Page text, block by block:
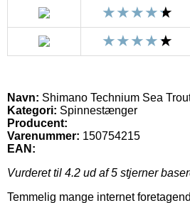
Navn: Shimano Technium Sea
Kategori: Spinnestænger
Producent:
Varenummer: 150754215
EAN:
Vurderet til 4.2 ud af 5 stjerner
Temmelig mange internet